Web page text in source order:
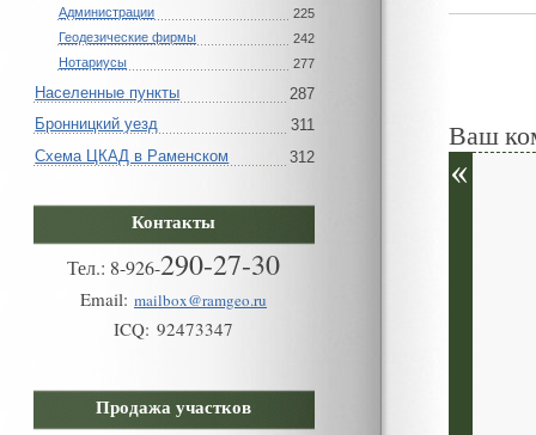
Администрации
225
Геодезические фирмы
242
Нотариусы
277
Населенные пункты
287
Бронницкий уезд
311
Схема ЦКАД в Раменском
312
Контакты
Тел.: 8-926-290-27-30
Email: mailbox@ramgeo.ru
ICQ: 92473347
Продажа участков
Ваш